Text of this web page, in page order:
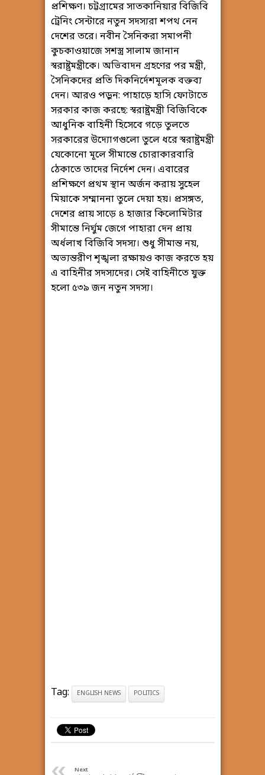
প্রশিক্ষণ। চট্টগ্রামের সাতকানিয়ার বিজিবি
ট্রেনিং সেন্টারে নতুন সদস্যরা শপথ নেন
দেশের তরে। নবীন সৈনিকরা সমাপনী
কুচকাওয়াজে সশস্ত্র সালাম জানান
স্বরাষ্ট্রমন্ত্রীকে। অভিবাদন গ্রহণের পর মন্ত্রী,
সৈনিকদের প্রতি দিকনির্দেশমূলক বক্তব্য
দেন। আরও পড়ুন: পাহাড়ে হাসি ফোটাতে
সরকার কাজ করছে: স্বরাষ্ট্রমন্ত্রী বিজিবিকে
আধুনিক বাহিনী হিসেবে গড়ে তুলতে
সরকারের উদ্যোগগুলো তুলে ধরে স্বরাষ্ট্রমন্ত্রী
যেকোনো মূলে সীমান্তে চোরাকারবারি
ঠেকাতে তাদের নির্দেশ দেন। এবারের
প্রশিক্ষণে প্রথম স্থান অর্জন করায় সুহেল
মিয়াকে সম্মাননা তুলে দেয়া হয়। প্রসঙ্গত,
দেশের প্রায় সাড়ে ৪ হাজার কিলোমিটার
সীমান্তে নির্ঘুম জেগে পাহারা দেন প্রায়
অর্ধলাখ বিজিবি সদস্য। শুধু সীমান্ত নয়,
অভ্যন্তরীণ শৃঙ্খলা রক্ষায়ও কাজ করতে হয়
এ বাহিনীর সদস্যদের। সেই বাহিনীতে যুক্ত
হলো ৫৩৯ জন নতুন সদস্য।
Tag: ENGLISH NEWS POLITICS
Next